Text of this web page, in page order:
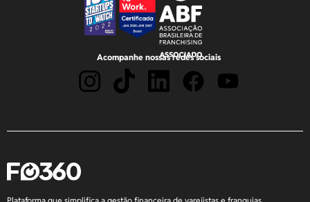
Acompanhe nossas redes sociais